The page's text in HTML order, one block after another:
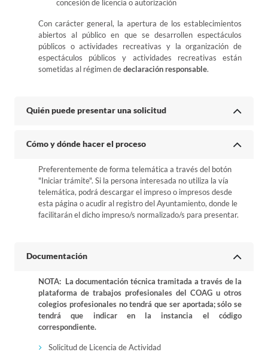
concesión de licencia o autorización
Con carácter general, la apertura de los establecimientos
abiertos al público en que se desarrollen espectáculos
públicos o actividades recreativas y la organización de
espectáculos públicos y actividades recreativas están
sometidas al régimen dedeclaración responsable.
Quién puede presentar una solicitud
Cómo y dónde hacer el proceso
Preferentemente de forma telemática a través del botón
"Iniciar trámite". Si la persona interesada no utiliza la vía
telemática, podrá descargar el impreso o impresos desde
esta página o acudir al registro del Ayuntamiento, donde le
facilitarán el dicho impreso/s normalizado/s para presentar.
Documentación
NOTA: La documentación técnica tramitada a través de la
plataforma de trabajos profesionales del COAG u otros
colegios profesionales no tendrá que ser aportada; sólo se
tendrá que indicar en la instancia el código
correspondiente.
Solicitud de Licencia de Actividad